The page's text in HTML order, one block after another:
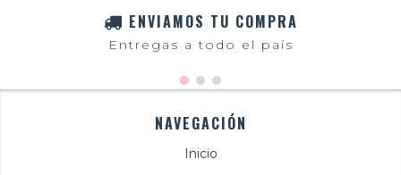
ENVIAMOS TU COMPRA
Entregas a todo el país
NAVEGACIÓN
Inicio